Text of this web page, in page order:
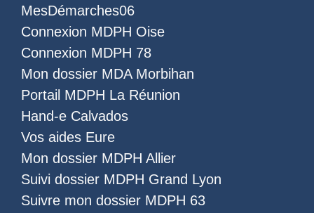
MesDémarches06
Connexion MDPH Oise
Connexion MDPH 78
Mon dossier MDA Morbihan
Portail MDPH La Réunion
Hand-e Calvados
Vos aides Eure
Mon dossier MDPH Allier
Suivi dossier MDPH Grand Lyon
Suivre mon dossier MDPH 63